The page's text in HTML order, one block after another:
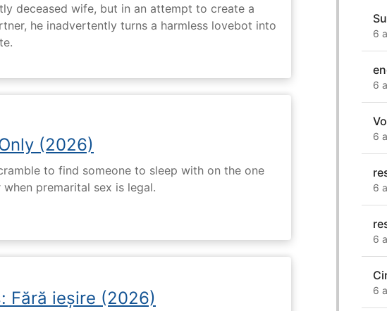
deceased wife, but in an attempt to create a
he inadvertently turns a harmless lovebot into
(2026)
to find someone to sleep with on the one
premarital sex is legal.
Fără ieșire (2026)
6
6
6
6
6
6